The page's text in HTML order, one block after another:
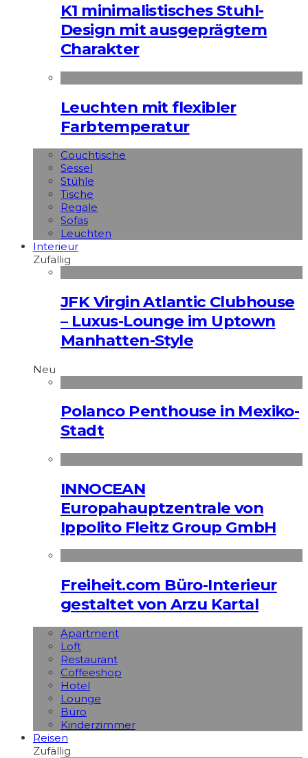
K1 minimalistisches Stuhl-
Design mit ausgeprägtem
Charakter
Leuchten mit flexibler
Farbtemperatur
Couchtische
Sessel
Stühle
Tische
Regale
Sofas
Leuchten
Interieur
Zufällig
JFK Virgin Atlantic Clubhouse
– Luxus-Lounge im Uptown
Manhatten-Style
Neu
Polanco Penthouse in Mexiko-
Stadt
INNOCEAN
Europahauptzentrale von
Ippolito Fleitz Group GmbH
Freiheit.com Büro-Interieur
gestaltet von Arzu Kartal
Apart­ment
Loft
Restaurant
Coffeeshop
Hotel
Lounge
Büro
Kinderzimmer
Reisen
Zufällig